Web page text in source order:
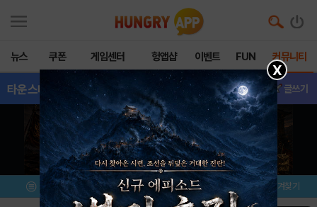
뉴스 쿠폰 게임센터 헝앱샵 이벤트 FUN 커뮤니티
타운스테일 - 삽니다/팝니다 글쓰기
메뉴 이벤트/미션 설치/평가 즐겨찾기
X